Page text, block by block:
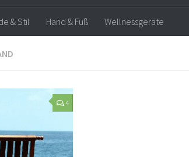
& Stil Hand & Fuß Wellnessgeräte
4